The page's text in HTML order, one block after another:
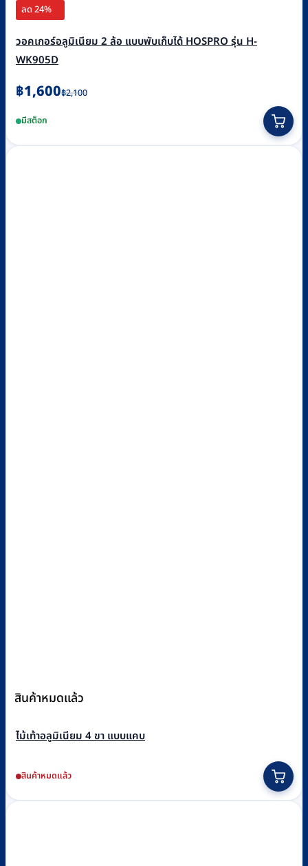
ลด 24%
วอคเกอร์อลูมิเนียม 2 ล้อ แบบพับเก็บได้ HOSPRO รุ่น H-
WK905D
฿2,100
Original
was:
฿2,100.
฿1,600
Current
is:
฿1,600.
มีสต็อก
สินค้าหมดแล้ว
ไม้เท้าอลูมิเนียม 4 ขา แบบแคบ
สินค้าหมดแล้ว